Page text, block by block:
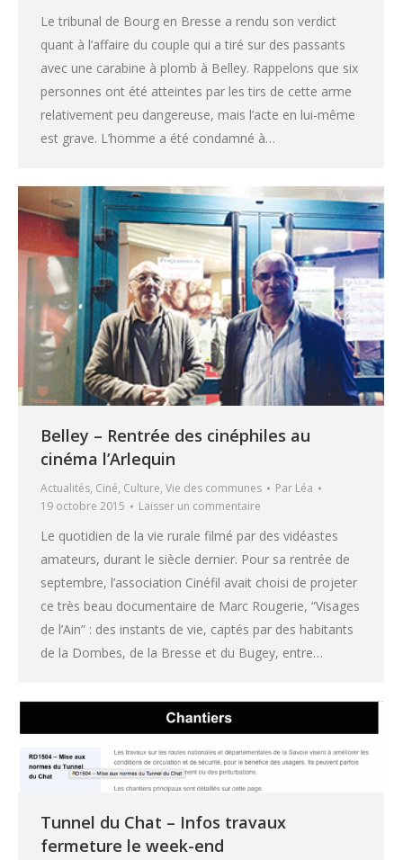
Le tribunal de Bourg en Bresse a rendu son verdict
quant à l’affaire du couple qui a tiré sur des passants
avec une carabine à plomb à Belley. Rappelons que six
personnes ont été atteintes par les tirs de cette arme
relativement peu dangereuse, mais l’acte en lui-même
est grave. L’homme a été condamné à…
Belley – Rentrée des cinéphiles au
cinéma l’Arlequin
Actualités, Ciné, Culture, Vie des communes Par Léa
19 octobre 2015
Laisser un commentaire
Le quotidien de la vie rurale filmé par des vidéastes
amateurs, durant le siècle dernier. Pour sa rentrée de
septembre, l’association Cinéfil avait choisi de projeter
ce très beau documentaire de Marc Rougerie, “Visages
de l’Ain” : des instants de vie, captés par des habitants
de la Dombes, de la Bresse et du Bugey, entre…
Tunnel du Chat – Infos travaux
fermeture le week-end